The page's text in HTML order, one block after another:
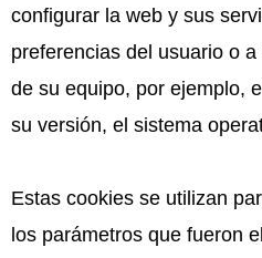
configurar la web y sus
preferencias del usuario o
de su equipo, por ejemplo,
su versión, el sistema
Estas cookies se utilizan
los parámetros que fueron